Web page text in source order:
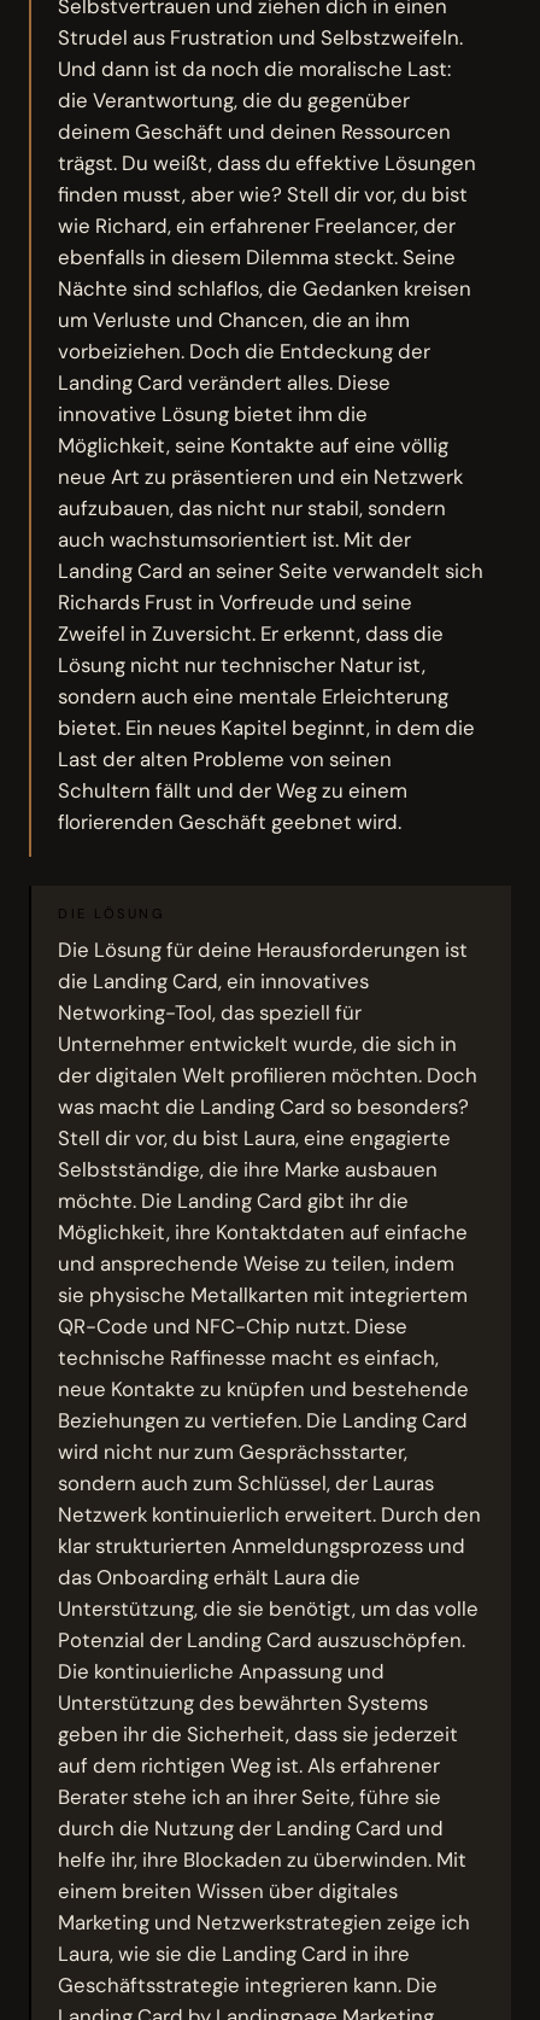
Selbstvertrauen und ziehen dich in einen
Strudel aus Frustration und Selbstzweifeln.
Und dann ist da noch die moralische Last:
die Verantwortung, die du gegenüber
deinem Geschäft und deinen Ressourcen
trägst. Du weißt, dass du effektive Lösungen
finden musst, aber wie? Stell dir vor, du bist
wie Richard, ein erfahrener Freelancer, der
ebenfalls in diesem Dilemma steckt. Seine
Nächte sind schlaflos, die Gedanken kreisen
um Verluste und Chancen, die an ihm
vorbeiziehen. Doch die Entdeckung der
Landing Card verändert alles. Diese
innovative Lösung bietet ihm die
Möglichkeit, seine Kontakte auf eine völlig
neue Art zu präsentieren und ein Netzwerk
aufzubauen, das nicht nur stabil, sondern
auch wachstumsorientiert ist. Mit der
Landing Card an seiner Seite verwandelt sich
Richards Frust in Vorfreude und seine
Zweifel in Zuversicht. Er erkennt, dass die
Lösung nicht nur technischer Natur ist,
sondern auch eine mentale Erleichterung
bietet. Ein neues Kapitel beginnt, in dem die
Last der alten Probleme von seinen
Schultern fällt und der Weg zu einem
florierenden Geschäft geebnet wird.
DIE LÖSUNG
Die Lösung für deine Herausforderungen ist
die Landing Card, ein innovatives
Networking-Tool, das speziell für
Unternehmer entwickelt wurde, die sich in
der digitalen Welt profilieren möchten. Doch
was macht die Landing Card so besonders?
Stell dir vor, du bist Laura, eine engagierte
Selbstständige, die ihre Marke ausbauen
möchte. Die Landing Card gibt ihr die
Möglichkeit, ihre Kontaktdaten auf einfache
und ansprechende Weise zu teilen, indem
sie physische Metallkarten mit integriertem
QR-Code und NFC-Chip nutzt. Diese
technische Raffinesse macht es einfach,
neue Kontakte zu knüpfen und bestehende
Beziehungen zu vertiefen. Die Landing Card
wird nicht nur zum Gesprächsstarter,
sondern auch zum Schlüssel, der Lauras
Netzwerk kontinuierlich erweitert. Durch den
klar strukturierten Anmeldungsprozess und
das Onboarding erhält Laura die
Unterstützung, die sie benötigt, um das volle
Potenzial der Landing Card auszuschöpfen.
Die kontinuierliche Anpassung und
Unterstützung des bewährten Systems
geben ihr die Sicherheit, dass sie jederzeit
auf dem richtigen Weg ist. Als erfahrener
Berater stehe ich an ihrer Seite, führe sie
durch die Nutzung der Landing Card und
helfe ihr, ihre Blockaden zu überwinden. Mit
einem breiten Wissen über digitales
Marketing und Netzwerkstrategien zeige ich
Laura, wie sie die Landing Card in ihre
Geschäftsstrategie integrieren kann. Die